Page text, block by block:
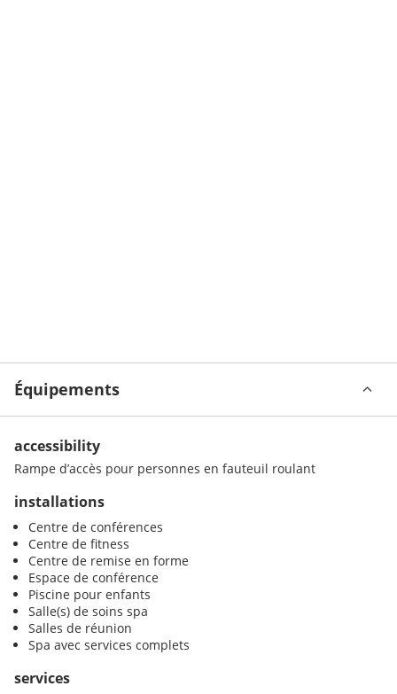
Équipements
accessibility
Rampe d’accès pour personnes en fauteuil roulant
installations
Centre de conférences
Centre de fitness
Centre de remise en forme
Espace de conférence
Piscine pour enfants
Salle(s) de soins spa
Salles de réunion
Spa avec services complets
services